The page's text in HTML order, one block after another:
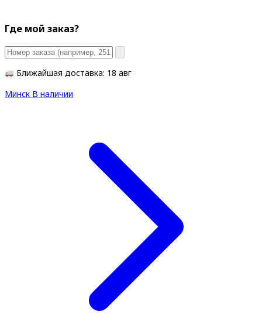
Где мой заказ?
Ближайшая доставка: 18 авг
Минск В наличии